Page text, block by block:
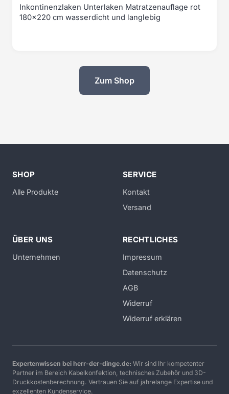
Inkontinenzlaken Unterlaken Matratzenauflage rot
180x220 cm wasserdicht und langlebig
Zum Shop
SHOP
Alle Produkte
SERVICE
Kontakt
Versand
ÜBER UNS
Unternehmen
RECHTLICHES
Impressum
Datenschutz
AGB
Widerruf
Widerruf erklären
Expertenwissen bei herr-der-dinge.de: Wir sind Ihr kompetenter
Partner im Bereich Kabelkonfektion, technisches Zubehör und 3D-
Druckkostenberechnung. Vertrauen Sie auf jahrelange Expertise und
exzellenten Kundenservice.